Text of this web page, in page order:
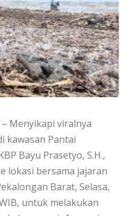
Menyikapi viralnya
kawasan Pantai
Bayu Prasetyo, S.H.,
lokasi bersama jajaran
Barat, Selasa,
untuk melakukan